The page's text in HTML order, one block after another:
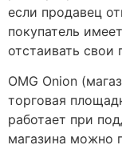
если продавец
покупатель
отстаивать свои
OMG Onion
торговая
работает при
магазина можно